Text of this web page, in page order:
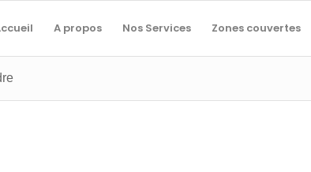
A propos Nos Services Zones couvertes